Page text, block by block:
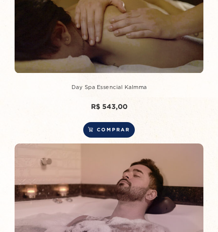
Day Spa Essencial Kalmma
R$543,00
COMPRAR